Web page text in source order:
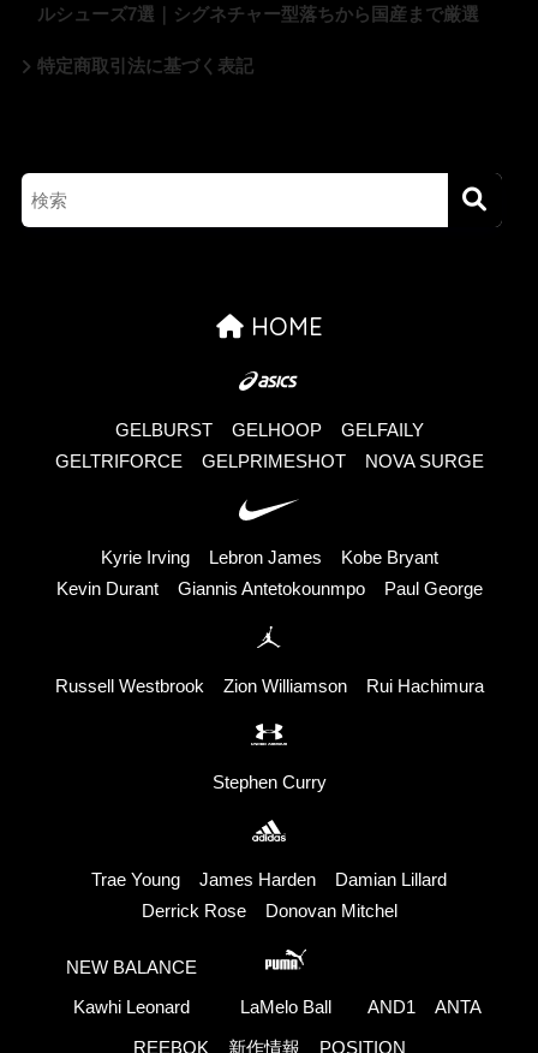
ルシューズ7選｜シグネチャー型落ちから国産まで厳選
特定商取引法に基づく表記
HOME
GELBURST GELHOOP
GELFAILY
GELTRIFORCE
GELPRIMESHOT NOVA SURGE
Kyrie Irving Lebron James
Kobe Bryant
Kevin Durant
Giannis Antetokounmpo Paul George
Russell Westbrook Zion Williamson Rui Hachimura
Stephen Curry
Trae Young James Harden
Damian Lillard
Derrick Rose
Donovan Mitchel
NEW BALANCE
Kawhi Leonard LaMelo Ball AND1 ANTA
REEBOK 新作情報 POSITION